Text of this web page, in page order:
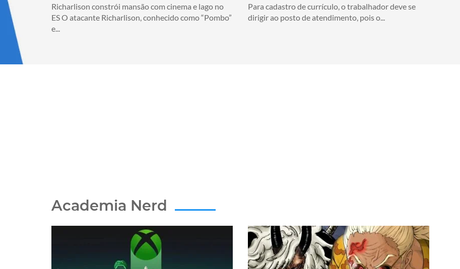
Richarlison constrói mansão com cinema e lago no
ES O atacante Richarlison, conhecido como “Pombo”
e...
Para cadastro de currículo, o trabalhador deve se
dirigir ao posto de atendimento, pois o...
Academia Nerd